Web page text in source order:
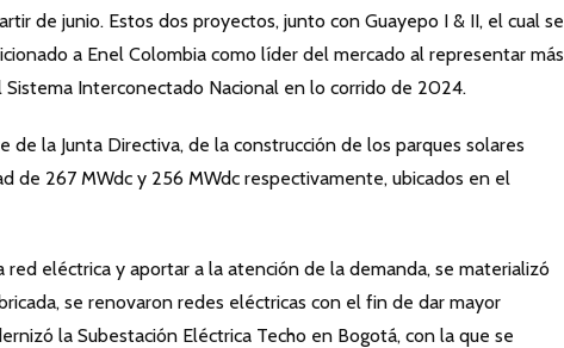
de junio. Estos dos proyectos, junto con Guayepo I & II, el cual se
a Enel Colombia como líder del mercado al representar más
Interconectado Nacional en lo corrido de 2024.
de la Junta Directiva, de la construcción de los parques solares
de 267 MWdc y 256 MWdc respectivamente, ubicados en el
eléctrica y aportar a la atención de la demanda, se materializó
se renovaron redes eléctricas con el fin de dar mayor
la Subestación Eléctrica Techo en Bogotá, con la que se